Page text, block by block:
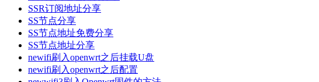
SSR订阅地址分享
SS节点分享
SS节点地址免费分享
SS节点地址分享
newifi刷入openwrt之后挂载U盘
newifi刷入openwrt之后配置